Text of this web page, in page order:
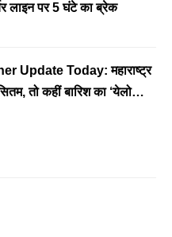
लाइन पर 5 घंटे का ब्रेक
Update Today: महाराष्ट्र
तो कहीं बारिश का ‘येलो